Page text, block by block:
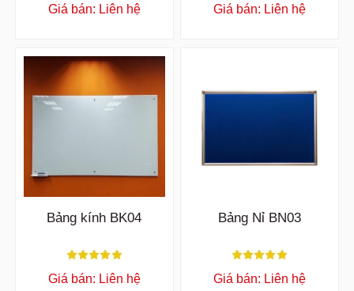
Giá bán: Liên hệ Giá bán: Liên hệ
Bảng kính BK04
Giá bán: Liên hệ
Bảng Nỉ BN03
Giá bán: Liên hệ